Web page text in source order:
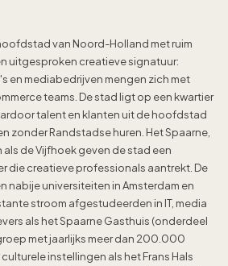
van Noord-Holland met ruim
uitgesproken creatieve signatuur:
en mediabedrijven mengen zich met
teams. De stad ligt op een kwartier
talent en klanten uit de hoofdstad
zonder Randstadse huren. Het Spaarne,
als de Vijfhoek geven de stad een
die creatieve professionals aantrekt. De
nabije universiteiten in Amsterdam en
stroom afgestudeerden in IT, media
als het Spaarne Gasthuis (onderdeel
met jaarlijks meer dan 200.000
instellingen als het Frans Hals